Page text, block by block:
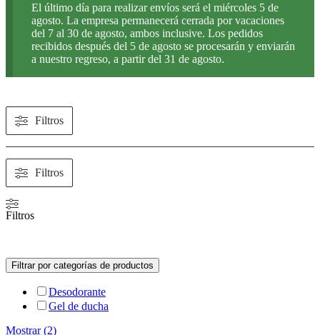
El último día para realizar envíos será el miércoles 5 de
agosto. La empresa permanecerá cerrada por vacaciones
del 7 al 30 de agosto, ambos inclusive. Los pedidos
recibidos después del 5 de agosto se procesarán y enviarán
a nuestro regreso, a partir del 31 de agosto.
Filtros
Filtros
Filtros
Filtrar por categorías de productos
Desodorante
Gel de ducha
Mostrar(2)